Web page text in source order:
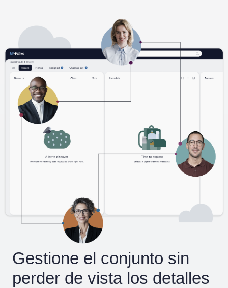
Gestione el conjunto sin
perder de vista los detalles